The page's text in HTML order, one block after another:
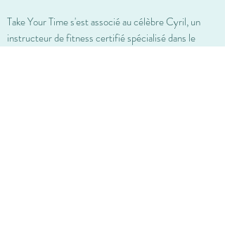
Take Your Time s'est associé au célèbre Cyril, un
instructeur de fitness certifié spécialisé dans le